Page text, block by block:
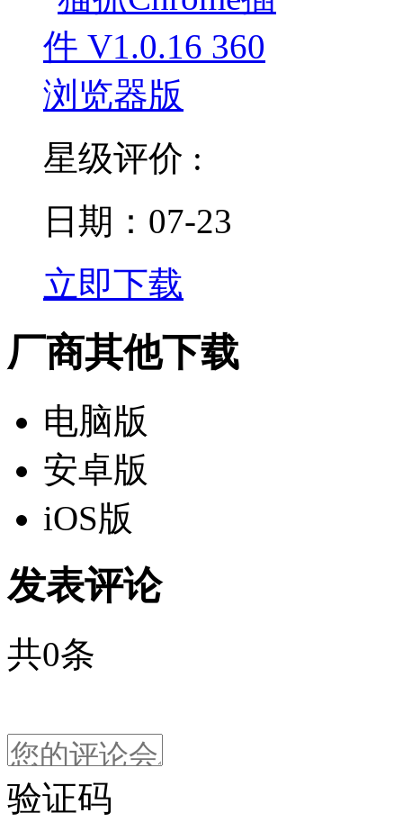
星级评价 :
日期：07-23
立即下载
厂商其他下载
电脑版
安卓版
iOS版
发表评论
共0条
验证码